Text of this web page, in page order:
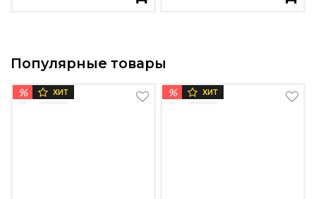
Популярные товары
% ХИТ % ХИТ